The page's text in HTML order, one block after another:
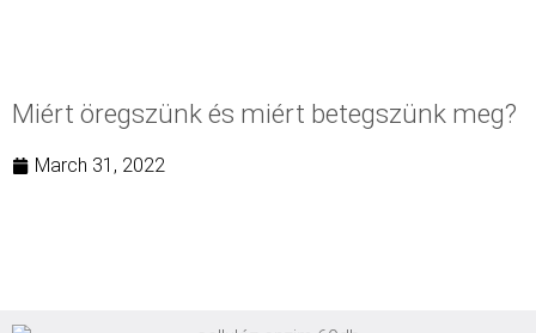
Miért öregszünk és miért betegszünk meg?
March 31, 2022